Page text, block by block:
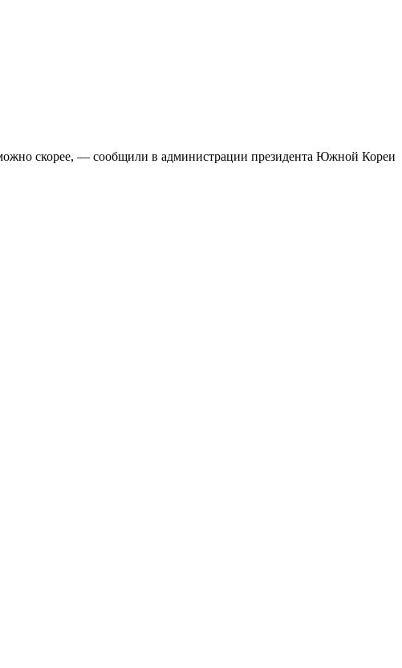
скорее, — сообщили в администрации президента Южной Кореи